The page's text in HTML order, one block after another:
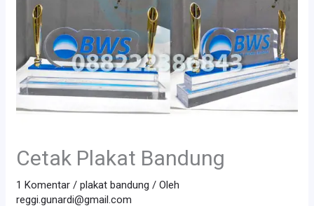
Cetak Plakat Bandung
1 Komentar /plakat bandung / Oleh
reggi.gunardi@gmail.com